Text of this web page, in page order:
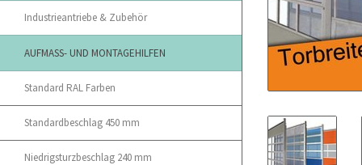
Industrieantriebe & Zubehör
AUFMASS- UND MONTAGEHILFEN
Standard RAL Farben
Standardbeschlag 450 mm
Niedrigsturzbeschlag 240 mm